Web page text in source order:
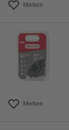
Merken
Merken